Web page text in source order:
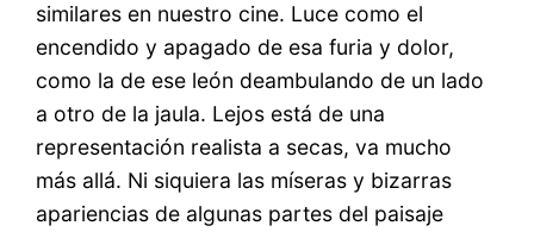
similares en nuestro cine. Luce como el
encendido y apagado de esa furia y dolor,
como la de ese león deambulando de un lado
a otro de la jaula. Lejos está de una
representación realista a secas, va mucho
más allá. Ni siquiera las míseras y bizarras
apariencias de algunas partes del paisaje